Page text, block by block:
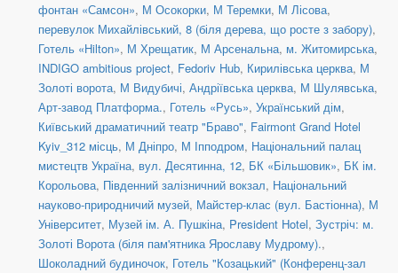
фонтан «Самсон», М Осокорки, М Теремки, М Лісова,
перевулок Михайлівський, 8 (біля дерева, що росте з забору),
Готель «Hilton», М Хрещатик, М Арсенальна, м. Житомирська,
INDIGO ambitious project, Fedoriv Hub, Кирилівська церква, М
Золоті ворота, М Видубичі, Андріївська церква, М Шулявська,
Арт-завод Платформа., Готель «Русь», Український дім,
Київський драматичний театр "Браво", Fairmont Grand Hotel
Kyiv_312 місць, М Дніпро, М Іпподром, Національний палац
мистецтв Україна, вул. Десятинна, 12, БК «Більшовик», БК ім.
Корольова, Південний залізничний вокзал, Національний
науково-природничий музей, Майстер-клас (вул. Бастіонна), М
Університет, Музей ім. А. Пушкіна, President Hotel, Зустріч: м.
Золоті Ворота (біля пам'ятника Ярославу Мудрому).,
Шоколадний будиночок, Готель "Козацький" (Конференц-зал